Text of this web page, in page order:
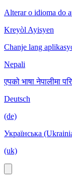
Alterar o idioma do
Kreyòl Ayisyen
Chanje lang
Nepali
एपको भाषा नेपालीमा
Deutsch
(de)
Українська
(uk)